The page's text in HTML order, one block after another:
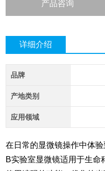
产品咨询
详细介绍
品牌
产地类别
应用领域
在日常的显微镜操作中体
B实验室显微镜适用于生命